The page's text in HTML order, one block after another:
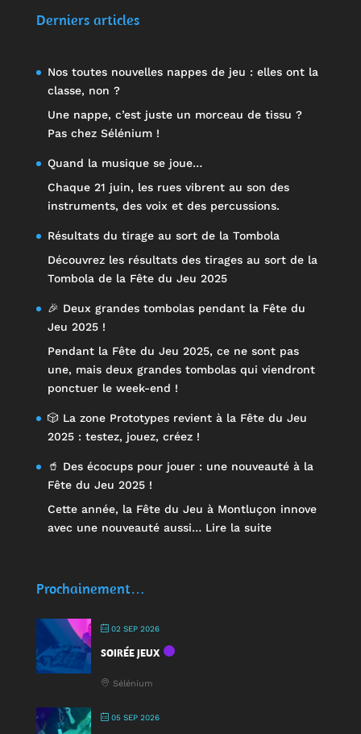
Derniers articles
Nos toutes nouvelles nappes de jeu : elles ont la
classe, non ?
Une nappe, c’est juste un morceau de tissu ?
Pas chez Sélénium !
Quand la musique se joue…
Chaque 21 juin, les rues vibrent au son des
instruments, des voix et des percussions.
Résultats du tirage au sort de la Tombola
Découvrez les résultats des tirages au sort de la
Tombola de la Fête du Jeu 2025
🎉 Deux grandes tombolas pendant la Fête du
Jeu 2025 !
Pendant la Fête du Jeu 2025, ce ne sont pas
une, mais deux grandes tombolas qui viendront
ponctuer le week-end !
🎲 La zone Prototypes revient à la Fête du Jeu
2025 : testez, jouez, créez !
🥤 Des écocups pour jouer : une nouveauté à la
Fête du Jeu 2025 !
Cette année, la Fête du Jeu à Montluçon innove
avec une nouveauté aussi… Lire la suite:
Prochainement…
02 SEP 2026
SOIRÉE JEUX
Sélénium
05 SEP 2026